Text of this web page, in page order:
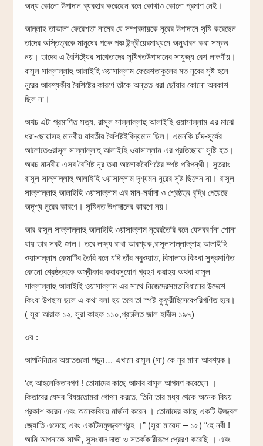
অন্য কোনো উপাদান ব্যবহার করেছেন বলে কোথাও কোনো প্রমাণ নেই।
আল্লাহ তাআলা ফেরেশতা নামের যে সম্প্রদায়কে নূরের উপাদানে সৃষ্টি করেছেন
তাদের অস্তিত্বকে মানুষের পক্ষে পঞ্চ ইন্দ্রীয়েরমাধ্যমে অনুধাবন করা সম্ভব
নয়। তাদের এ বৈশিষ্ট্যের সাথেতাদের সৃষ্টিগতউপাদানের সাযুজ্য বেশ লক্ষণীয়।
রাসূল সাল্লাল্লাহু আলাইহি ওয়াসাল্লাম ফেরেশতাকুলের মত নূরের সৃষ্ট হলে
নূরের আবশ্যকীয় বৈশিষ্টের কারণে তাঁকে অন্তত ধরা ছোঁয়ার কোনো অবকাশ
ছিল না।
অথচ এটা প্রমাণিত সত্য, রাসূল সাল্লাল্লাহু আলাইহি ওয়াসাল্লাম এর মাঝে
ধরা-ছোয়াসহ মানবীয় যাবতীয় বৈশিষ্টইবিদ্যমান ছিল। এমনকি চাঁদ-সূর্যের
আলোতেওরাসূল সাল্লাল্লাহু আলাইহি ওয়াসাল্লাম এর প্রতিচ্ছায়া সৃষ্টি হত।
অথচ মানবীয় এসব বৈশিষ্ট নূর তথা আলোকবৈশিষ্টের স্পষ্ট পরিপন্থী। সুতরাং
রাসূল সাল্লাল্লাহু আলাইহি ওয়াসাল্লাম দৃশ্যমন নূরের সৃষ্ট ছিলেন না। রাসূল
সাল্লাল্লাহু আলাইহি ওয়াসাল্লাম এর মান-মর্যাদা ও শ্রেষ্ঠত্ব বৃদ্ধি পেয়েছে
অদৃশ্য নূরের কারণে। সৃষ্টিগত উপাদানের কারণে নয়।
আর রাসূল সাল্লাল্লাহু আলাইহি ওয়াসাল্লাম নূরেরতৈরি বলে যেসববর্ণনা শোনা
যায় তার সবই জাল। তবে লক্ষ্য রাখা আবশ্যক,রাসূলসাল্লাল্লাহু আলাইহি
ওয়াসাল্লাম কেমাটির তৈরি বলে যদি তাঁর নবুওয়াত, রিসালাত কিংবা সুপ্রমাণিত
কোনো শ্রেষ্ঠত্বকে অস্বীকার করারসুযোগ গ্রহণ করাহয় অথবা রাসূল
সাল্লাল্লাহু আলাইহি ওয়াসাল্লাম এর সাথে নিজেদেরসমতাবিধানের উদ্দেশে
কিংবা উপহাস ছলে এ কথা বলা হয় তবে তা স্পষ্ট কুফুরীহিসেবেপরিগণিত হবে।
( সূরা আরাফ ১২, সূরা কাহফ ১১০,প্রচলিত জাল হাদীস ১৯৭)
৩য় :
আপনিনিচের অয়াতগুলো পড়ুন… এখানে রাসূল (সা) কে নুর মানা আবশ্যক।
‘হে আহলেকিতাবগণ ! তোমাদের কাছে আমার রাসূল আগমণ করেছেন ।
কিতাবের যেসব বিষয়তোমরা গোপন করতে, তিনি তার মধ্য থেকে অনেক বিষয়
প্রকাশ করেন এবং অনেকবিষয় মার্জনা করেন । তোমাদের কাছে একটি উজ্জ্বল
জ্যোতি এসেছে এবং একটিসমুজ্জ্বলগ্রন্হ ।” (সূরা মায়েদা – ১৫) “হে নবী !
আমি আপনাকে সাক্ষী, সুসংবাদ দাতা ও সতর্ককারীরূপে প্রেরণ করেছি । এবং